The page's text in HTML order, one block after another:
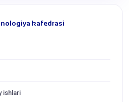
kafedrasi
ishlari